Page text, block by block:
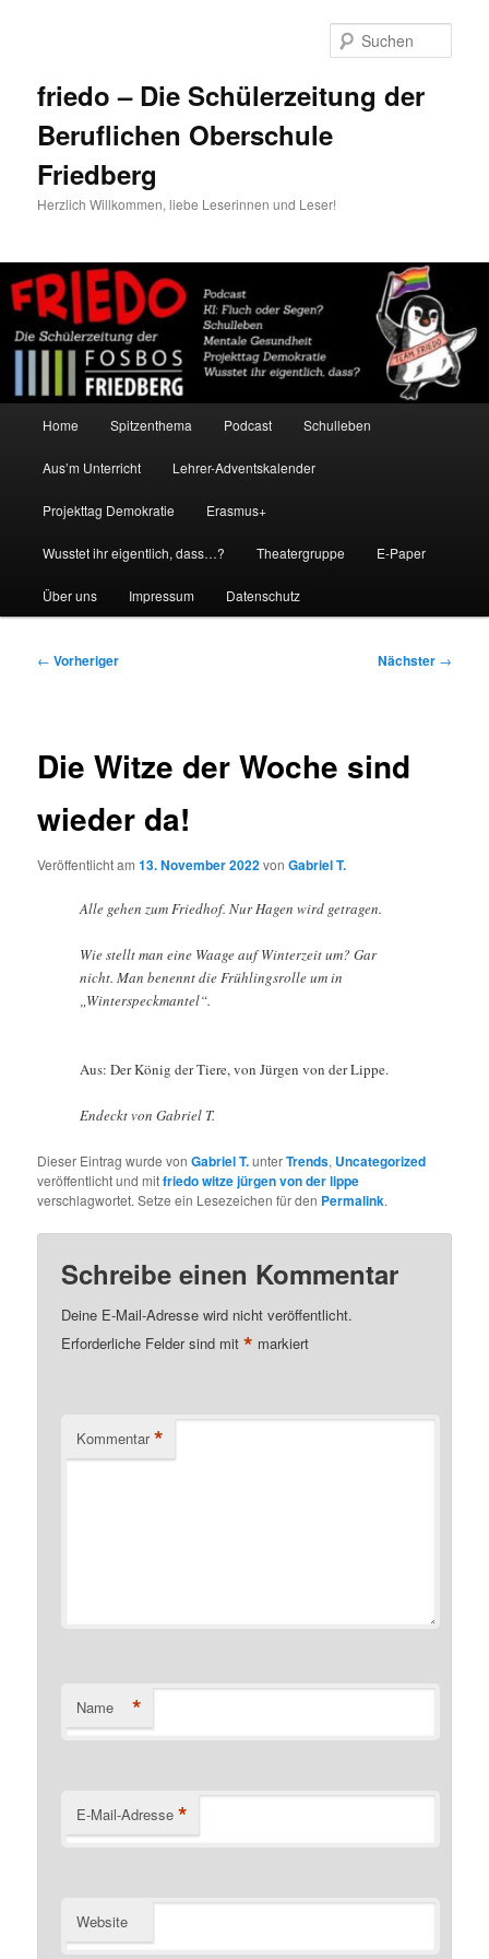
friedo – Die Schülerzeitung der
Beruflichen Oberschule
Friedberg
Herzlich Willkommen, liebe Leserinnen und Leser!
Home Spitzenthema Podcast Schulleben
Aus’m Unterricht Lehrer-Adventskalender
Projekttag Demokratie Erasmus+
Wusstet ihr eigentlich, dass…? Theatergruppe E-Paper
Über uns Impressum Datenschutz
Beitragsnavigation
← Vorheriger Nächster →
Die Witze der Woche sind
wieder da!
Veröffentlicht am13. November 2022vonGabriel T.
Alle gehen zum Friedhof. Nur Hagen wird getragen.
Wie stellt man eine Waage auf Winterzeit um? Gar
nicht. Man benennt die Frühlingsrolle um in
„Winterspeckmantel“.
Aus: Der König der Tiere, von Jürgen von der Lippe.
Endeckt von Gabriel T.
Dieser Eintrag wurde vonGabriel T.unterTrends, Uncategorized
veröffentlicht und mitfriedo witze jürgen von der lippe
verschlagwortet. Setze ein Lesezeichen für den Permalink.
Schreibe einen Kommentar
Deine E-Mail-Adresse wird nicht veröffentlicht.
Erforderliche Felder sind mit* markiert
Kommentar *
Name *
E-Mail-Adresse *
Website